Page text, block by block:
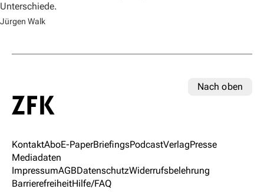
Unterschiede.
Jürgen Walk
Nach oben
KontaktAboE-PaperBriefingsPodcastVerlagPresse
Mediadaten
ImpressumAGBDatenschutzWiderrufsbelehrung
BarrierefreiheitHilfe/FAQ